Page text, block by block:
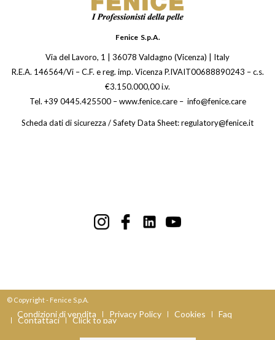
Fenice S.p.A.
Via del Lavoro, 1 | 36078 Valdagno (Vicenza) | Italy
R.E.A. 146564/Vi – C.F. e reg. imp. Vicenza P.IVAIT00688890243 – c.s.
€3.150.000,00 i.v.
Tel. +39 0445.425500 – www.fenice.care – info@fenice.care
Scheda dati di sicurezza / Safety Data Sheet: regulatory@fenice.it
© Copyright - Fenice S.p.A.
Condizioni di vendita Privacy Policy Cookies Faq
Contattaci Click to pay